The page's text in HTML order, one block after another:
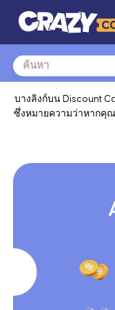
Search
for:
บางลิงก์บน Discount
ซึ่งหมายความว่าหากคุ